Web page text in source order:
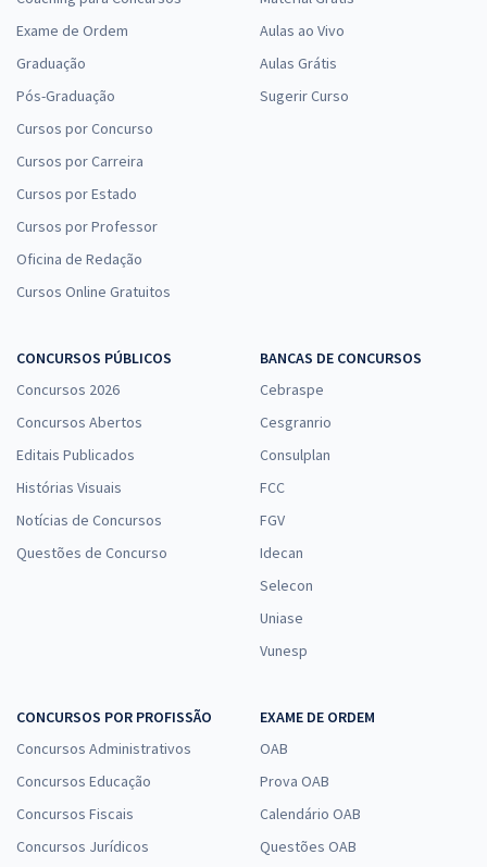
Exame de Ordem
Graduação
Pós-Graduação
Cursos por Concurso
Cursos por Carreira
Cursos por Estado
Cursos por Professor
Oficina de Redação
Cursos Online Gratuitos
Aulas ao Vivo
Aulas Grátis
Sugerir Curso
CONCURSOS PÚBLICOS
Concursos 2026
Concursos Abertos
Editais Publicados
Histórias Visuais
Notícias de Concursos
Questões de Concurso
BANCAS DE CONCURSOS
Cebraspe
Cesgranrio
Consulplan
FCC
FGV
Idecan
Selecon
Uniase
Vunesp
CONCURSOS POR PROFISSÃO
Concursos Administrativos
Concursos Educação
Concursos Fiscais
Concursos Jurídicos
EXAME DE ORDEM
OAB
Prova OAB
Calendário OAB
Questões OAB